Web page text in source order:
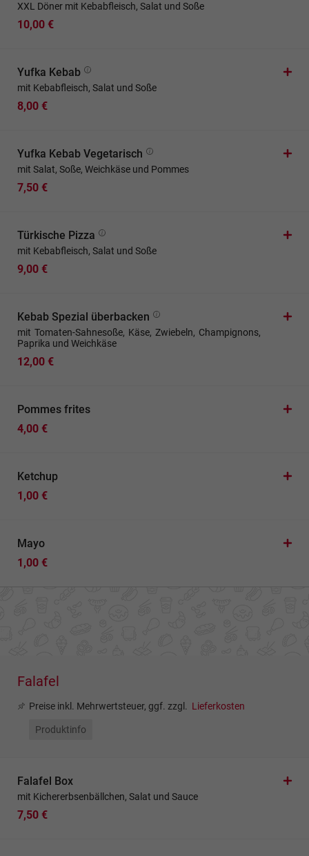
XXL Döner mit Kebabfleisch, Salat und Soße
10,00 €
Yufka Kebab
mit Kebabfleisch, Salat und Soße
8,00 €
Yufka Kebab Vegetarisch
mit Salat, Soße, Weichkäse und Pommes
7,50 €
Türkische Pizza
mit Kebabfleisch, Salat und Soße
9,00 €
Kebab Spezial überbacken
mit Tomaten-Sahnesoße, Käse, Zwiebeln, Champignons,
Paprika und Weichkäse
12,00 €
Pommes frites
4,00 €
Ketchup
1,00 €
Mayo
1,00 €
Falafel
Preise inkl. Mehrwertsteuer, ggf. zzgl. Lieferkosten
Produktinfo
Falafel Box
mit Kichererbsenbällchen, Salat und Sauce
7,50 €